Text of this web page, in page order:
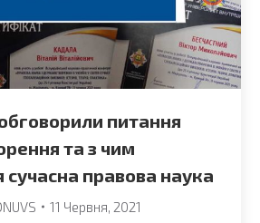
питання
та з чим
сучасна правова наука
11 Червня, 2021